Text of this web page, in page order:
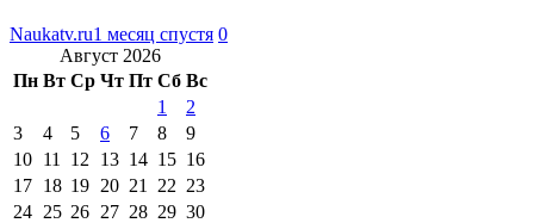
Naukatv.ru1 месяц спустя 0
Август 2026
Пн Вт Ср Чт Пт Сб Вс
1
2
3
4 5 6 7 8
9
10 11 12 13 14 15 16
17 18 19 20 21 22 23
24 25 26 27 28 29 30